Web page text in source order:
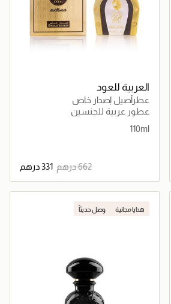
العربية للعود
عطرأصيل إصدار خاص
عطور عربية للجنسين
110ml
جاري تحميل التفاصيل
هدايا مجانية وصل حديثاً